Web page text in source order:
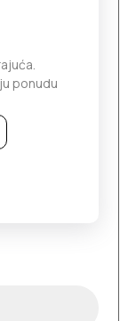
ponudu